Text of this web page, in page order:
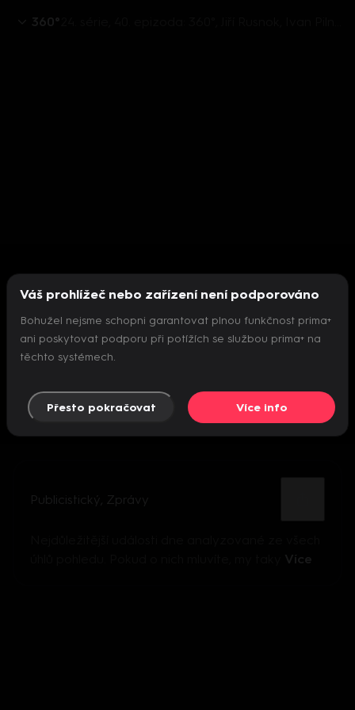
360°
Nepodařilo se inicializovat přehrávač
Publicistický Zprávy
Více
Váš prohlížeč nebo zařízení není podporováno
Bohužel nejsme schopni garantovat plnou funkčnost prima+
ani poskytovat podporu při potížích se službou prima+ na
těchto systémech.
Přesto pokračovat Více info